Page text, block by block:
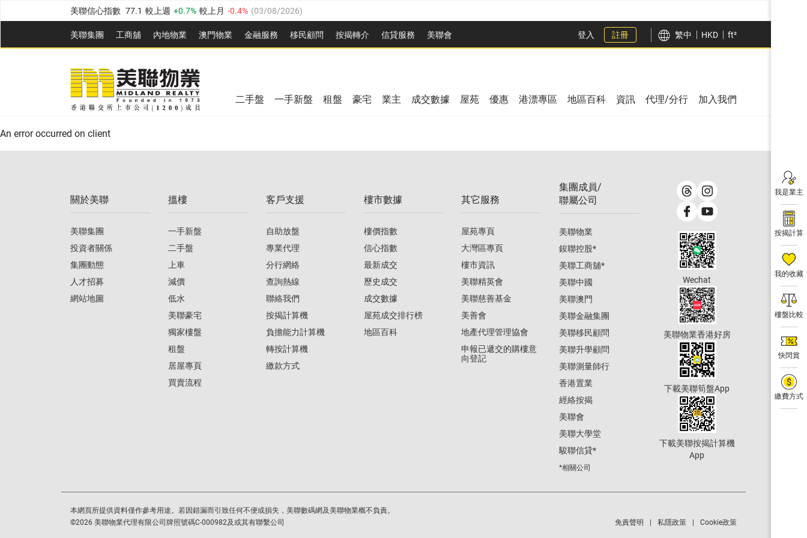
美聯信心指數 77.1 較上週 0.7% 較上月 -0.4% (03/08/2026)
全港樓價指數 149.1 較上週 0% 較上月 0.4% (03/08/2026)
港島樓價指數 157.4 較上週 -0.3% 較上月 -0.8% (03/08/2026)
九龍樓價指數 156.4 較上週 -0.1%
新界樓價指數 134.8 較上週 0.1% 0.9% 03/08/2026
美聯信心指數 77.1 較上週 0.7% 較上月
美聯集團 工商舖 內地物業 澳門物業 金融服務 移民顧問 按揭轉介 信貸服務 美聯會
全港樓價指數 149.1 較上週 0% 較上月
美聯信心指數 較上週 0.7% 03/08/2026)
登入 註冊 繁中 HKD ft²
我是業主
按揭計算
我的收藏
樓盤比較
快閃賞
繳費方式
二手盤 一手新盤 租盤 豪宅 業主 成交數據 屋苑 優惠 港漂專區 地區百科 資訊 代理/分行 加入我們
An error occurred on client
關於美聯
美聯集團
投資者關係
集團動態
人才招募
網站地圖
搵樓
一手新盤
二手盤
上車
減價
低水
美聯豪宅
獨家樓盤
租盤
居屋專頁
買賣流程
客戶支援
自助放盤
專業代理
分行網絡
查詢熱線
聯絡我們
按揭計算機
負擔能力計算機
轉按計算機
繳款方式
樓市數據
樓價指數
信心指數
最新成交
歷史成交
成交數據
屋苑成交排行榜
地區百科
其它服務
屋苑專頁
大灣區專頁
樓市資訊
美聯精英會
美聯慈善基金
美善會
地產代理管理協會
申報已遞交的購樓意
向登記
集團成員/
聯屬公司
美聯物業
鋑聯控股*
美聯工商舖*
美聯中國
美聯澳門
美聯金融集團
美聯移民顧問
美聯升學顧問
美聯測量師行
香港置業
經絡按揭
美聯會
美聯大學堂
駿聯信貸*
*相關公司
Wechat
美聯物業香港好房
下載美聯筍盤App
下載美聯按揭計算機
App
本網頁所提供資料僅作參考用途。若因錯漏而引致任何不便或損失，美聯數碼網及美聯物業概不負責。
©2026 美聯物業代理有限公司牌照號碼C-000982及或其有聯繫公司 免責聲明 私隱政策 Cookie政策